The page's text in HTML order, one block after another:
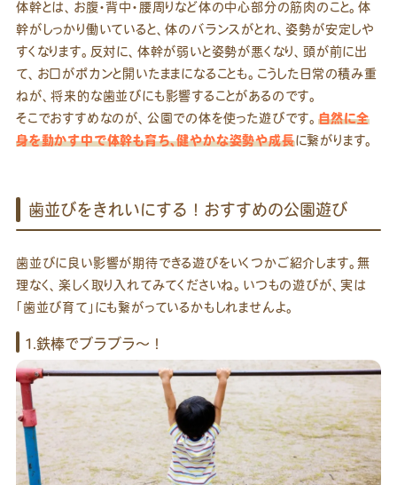
体幹とは、お腹・背中・腰周りなど体の中心部分の筋肉のこと。体
幹がしっかり働いていると、体のバランスがとれ、姿勢が安定しや
すくなります。反対に、体幹が弱いと姿勢が悪くなり、頭が前に出
て、お口がポカンと開いたままになることも。こうした日常の積み重
ねが、将来的な歯並びにも影響することがあるのです。
そこでおすすめなのが、公園での体を使った遊びです。 自然に全
身を動かす中で体幹も育ち、健やかな姿勢や成長に繋がります。
歯並びをきれいにする！おすすめの公園遊び
歯並びに良い影響が期待できる遊びをいくつかご紹介します。無
理なく、楽しく取り入れてみてくださいね。いつもの遊びが、実は
「歯並び育て」にも繋がっているかもしれませんよ。
1.鉄棒でブラブラ〜！